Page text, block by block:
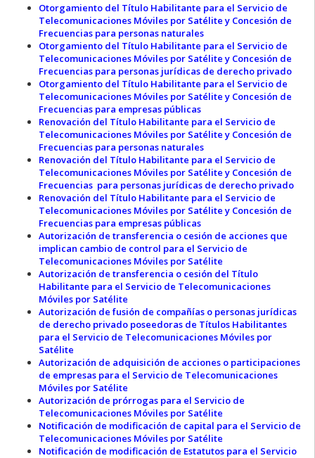
Otorgamiento del Título Habilitante para el Servicio de
Telecomunicaciones Móviles por Satélite y Concesión de
Frecuencias para personas naturales
Otorgamiento del Título Habilitante para el Servicio de
Telecomunicaciones Móviles por Satélite y Concesión de
Frecuencias para personas jurídicas de derecho privado
Otorgamiento del Título Habilitante para el Servicio de
Telecomunicaciones Móviles por Satélite y Concesión de
Frecuencias para empresas públicas
Renovación del Título Habilitante para el Servicio de
Telecomunicaciones Móviles por Satélite y Concesión de
Frecuencias para personas naturales
Renovación del Título Habilitante para el Servicio de
Telecomunicaciones Móviles por Satélite y Concesión de
Frecuencias para personas jurídicas de derecho privado
Renovación del Título Habilitante para el Servicio de
Telecomunicaciones Móviles por Satélite y Concesión de
Frecuencias para empresas públicas
Autorización de transferencia o cesión de acciones que
implican cambio de control para el Servicio de
Telecomunicaciones Móviles por Satélite
Autorización de transferencia o cesión del Título
Habilitante para el Servicio de Telecomunicaciones
Móviles por Satélite
Autorización de fusión de compañías o personas jurídicas
de derecho privado poseedoras de Títulos Habilitantes
para el Servicio de Telecomunicaciones Móviles por
Satélite
Autorización de adquisición de acciones o participaciones
de empresas para el Servicio de Telecomunicaciones
Móviles por Satélite
Autorización de prórrogas para el Servicio de
Telecomunicaciones Móviles por Satélite
Notificación de modificación de capital para el Servicio de
Telecomunicaciones Móviles por Satélite
Notificación de modificación de Estatutos para el Servicio